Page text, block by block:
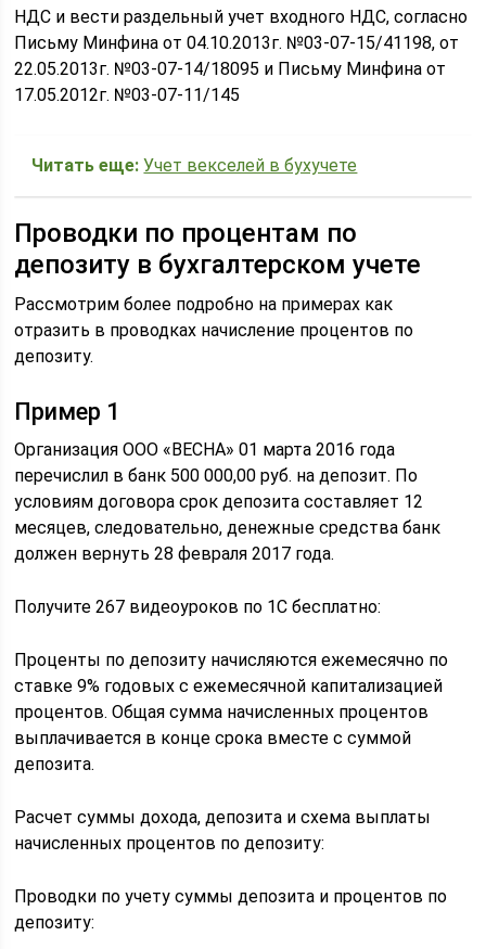
НДС и вести раздельный учет входного НДС, согласно
Письму Минфина от 04.10.2013г. №03-07-15/41198, от
22.05.2013г. №03-07-14/18095 и Письму Минфина от
17.05.2012г. №03-07-11/145
Читать еще: Учет векселей в бухучете
Проводки по процентам по
депозиту в бухгалтерском учете
Рассмотрим более подробно на примерах как
отразить в проводках начисление процентов по
депозиту.
Пример 1
Организация ООО «ВЕСНА» 01 марта 2016 года
перечислил в банк 500 000,00 руб. на депозит. По
условиям договора срок депозита составляет 12
месяцев, следовательно, денежные средства банк
должен вернуть 28 февраля 2017 года.
Получите 267 видеоуроков по 1С бесплатно:
Проценты по депозиту начисляются ежемесячно по
ставке 9% годовых с ежемесячной капитализацией
процентов. Общая сумма начисленных процентов
выплачивается в конце срока вместе с суммой
депозита.
Расчет суммы дохода, депозита и схема выплаты
начисленных процентов по депозиту:
Проводки по учету суммы депозита и процентов по
депозиту: